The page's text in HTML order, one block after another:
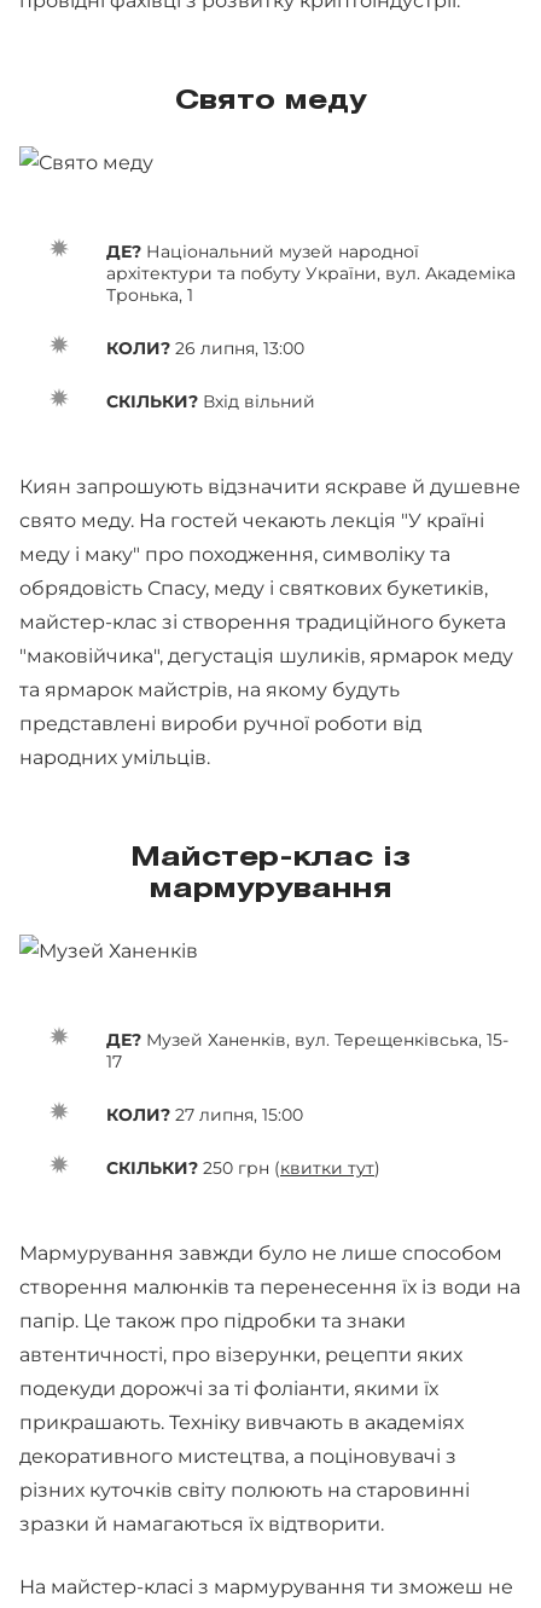
Свято меду
ДЕ? Національний музей народної
архітектури та побуту України, вул. Академіка
Тронька, 1
КОЛИ? 26 липня, 13:00
СКІЛЬКИ? Вхід вільний
Киян запрошують відзначити яскраве й душевне
свято меду. На гостей чекають лекція "У країні
меду і маку" про походження, символіку та
обрядовість Спасу, меду і святкових букетиків,
майстер-клас зі створення традиційного букета
"маковійчика", дегустація шуликів, ярмарок меду
та ярмарок майстрів, на якому будуть
представлені вироби ручної роботи від
народних умільців.
Майстер-клас із
мармурування
ДЕ? Музей Ханенків, вул. Терещенківська, 15-
17
КОЛИ? 27 липня, 15:00
СКІЛЬКИ? 250 грн (квитки тут)
Мармурування завжди було не лише способом
створення малюнків та перенесення їх із води на
папір. Це також про підробки та знаки
автентичності, про візерунки, рецепти яких
подекуди дорожчі за ті фоліанти, якими їх
прикрашають. Техніку вивчають в академіях
декоративного мистецтва, а поціновувачі з
різних куточків світу полюють на старовинні
зразки й намагаються їх відтворити.
На майстер-класі з мармурування ти зможеш не